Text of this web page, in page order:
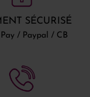
SÉCURISÉ
/ Paypal / CB